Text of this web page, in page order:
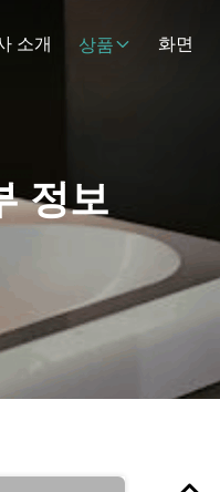
소개 상품 화면
정보